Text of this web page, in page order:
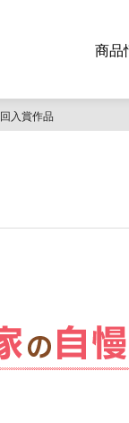
商品
入賞作品